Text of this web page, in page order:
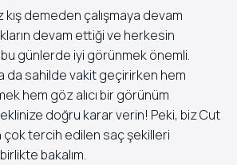
demeden çalışmaya devam
devam ettiği ve herkesin
günlerde iyi görünmek önemli.
da sahilde vakit geçirirken hem
hem göz alıcı bir görünüm
doğru karar verin! Peki, biz Cut
çok tercih edilen saç şekilleri
bakalım.